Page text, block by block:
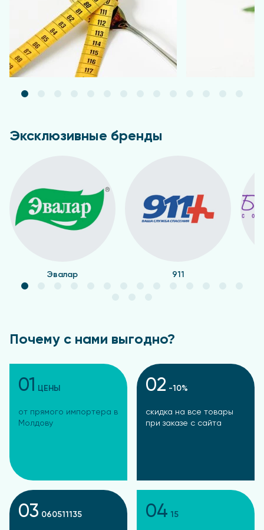
Эксклюзивные бренды
Эвалар 911
Почему с нами выгодно?
01 ЦЕНЫ
от прямого импортера в
Молдову
02 -10%
скидка на все товары
при заказе с сайта
03 060511135 04 15